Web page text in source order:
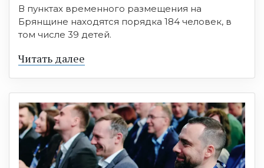
В пунктах временного размещения на
Брянщине находятся порядка 184 человек, в
том числе 39 детей.
Читать далее